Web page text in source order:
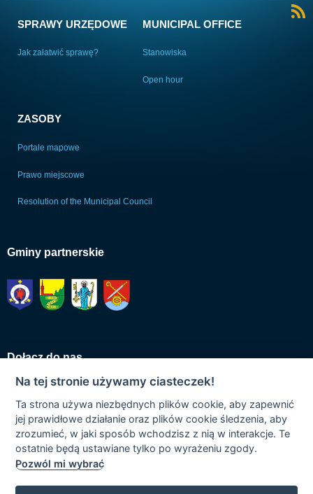
SPRAWY URZĘDOWE
Jak załatwić sprawę?
MUNICIPAL OFFICE
Stanowiska
Open hour
ZASOBY
Portale mapowe
Prawo miejscowe
Resolution of the Municipal Council
Gminy partnerskie
Dołącz do nas
Na tej stronie używamy ciasteczek!
Ta strona używa niezbędnych plików cookie, aby zapewnić
jej prawidłowe działanie oraz plików cookie śledzenia, aby
zrozumieć, w jaki sposób wchodzisz z nią w interakcje. Te
ostatnie będą ustawiane tylko po wyrażeniu zgody.
Pozwól mi wybrać